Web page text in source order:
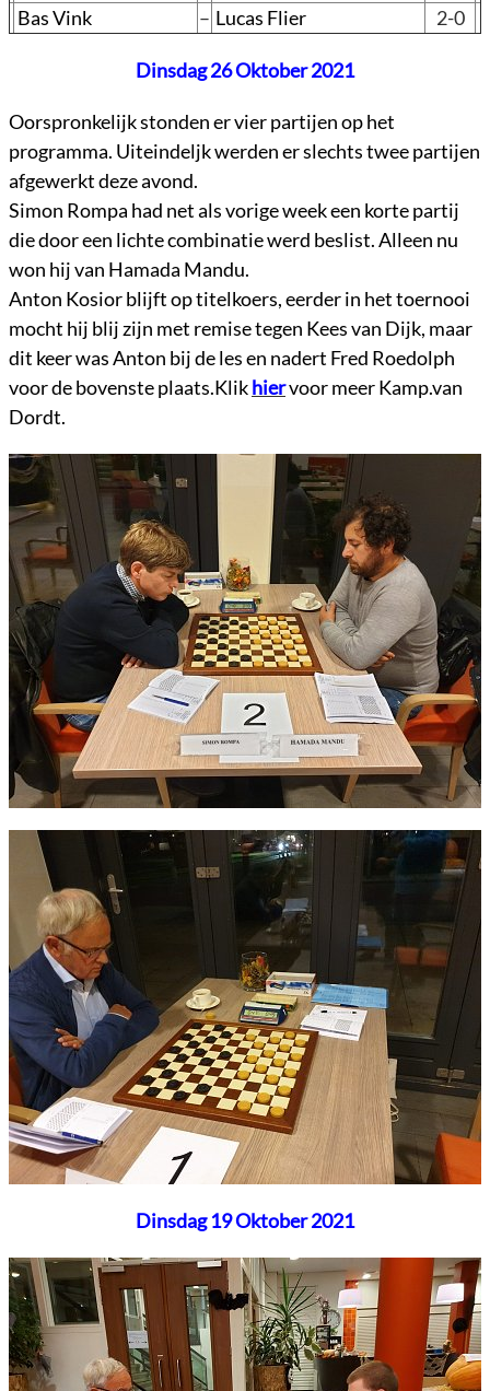
Bas Vink – Lucas Flier 2-0
Dinsdag 26 Oktober 2021
Oorspronkelijk stonden er vier partijen op het
programma. Uiteindeljk werden er slechts twee partijen
afgewerkt deze avond.
Simon Rompa had net als vorige week een korte partij
die door een lichte combinatie werd beslist. Alleen nu
won hij van Hamada Mandu.
Anton Kosior blijft op titelkoers, eerder in het toernooi
mocht hij blij zijn met remise tegen Kees van Dijk, maar
dit keer was Anton bij de les en nadert Fred Roedolph
voor de bovenste plaats.Klikhiervoor meer Kamp.van
Dordt.
Dinsdag 19 Oktober 2021